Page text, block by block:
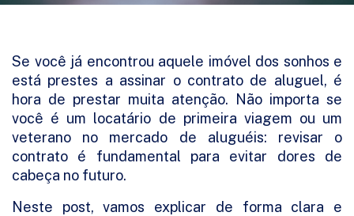
Se você já encontrou aquele imóvel dos sonhos e
está prestes a assinar o contrato de aluguel, é
hora de prestar muita atenção. Não importa se
você é um locatário de primeira viagem ou um
veterano no mercado de aluguéis: revisar o
contrato é fundamental para evitar dores de
cabeça no futuro.
Neste post, vamos explicar de forma clara e